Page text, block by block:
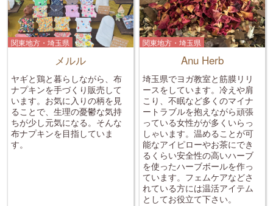
関東地方・埼玉県
メルル
ヤギと鶏と暮らしながら、布
ナプキンを手づくり販売して
います。お気に入りの柄を見
ることで、生理の憂鬱な気持
ちが少し元気になる。そんな
布ナプキンを目指していま
す。
関東地方・埼玉県
Anu Herb
埼玉県でヨガ教室と筋膜リリ
ースをしています。冷えや肩
こり、不眠など多くのマイナ
ートラブルを抱えながら頑張
っている女性がが多くいらっ
しゃいます。温めることが可
能なアイピローやお茶にでき
るくらい安全性の高いハーブ
を使ったハーブボールを作っ
ています。フェムケアなどさ
れている方には温活アイテム
としてお役立て下さい。